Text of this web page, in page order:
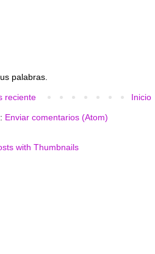
palabras.
reciente Inicio
Enviar comentarios (Atom)